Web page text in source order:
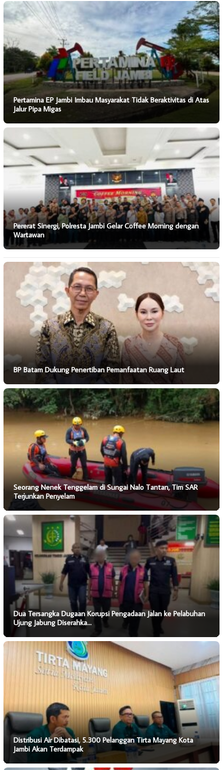
Pertamina EP Jambi Imbau Masyarakat Tidak Beraktivitas di Atas
Jalur Pipa Migas
Pererat Sinergi, Polresta Jambi Gelar Coffee Morning dengan
Wartawan
BP Batam Dukung Penertiban Pemanfaatan Ruang Laut
Seorang Nenek Tenggelam di Sungai Nalo Tantan, Tim SAR
Terjunkan Penyelam
Dua Tersangka Dugaan Korupsi Pengadaan Jalan ke Pelabuhan
Ujung Jabung Diserahka…
Distribusi Air Dibatasi, 5.300 Pelanggan Tirta Mayang Kota
Jambi Akan Terdampak